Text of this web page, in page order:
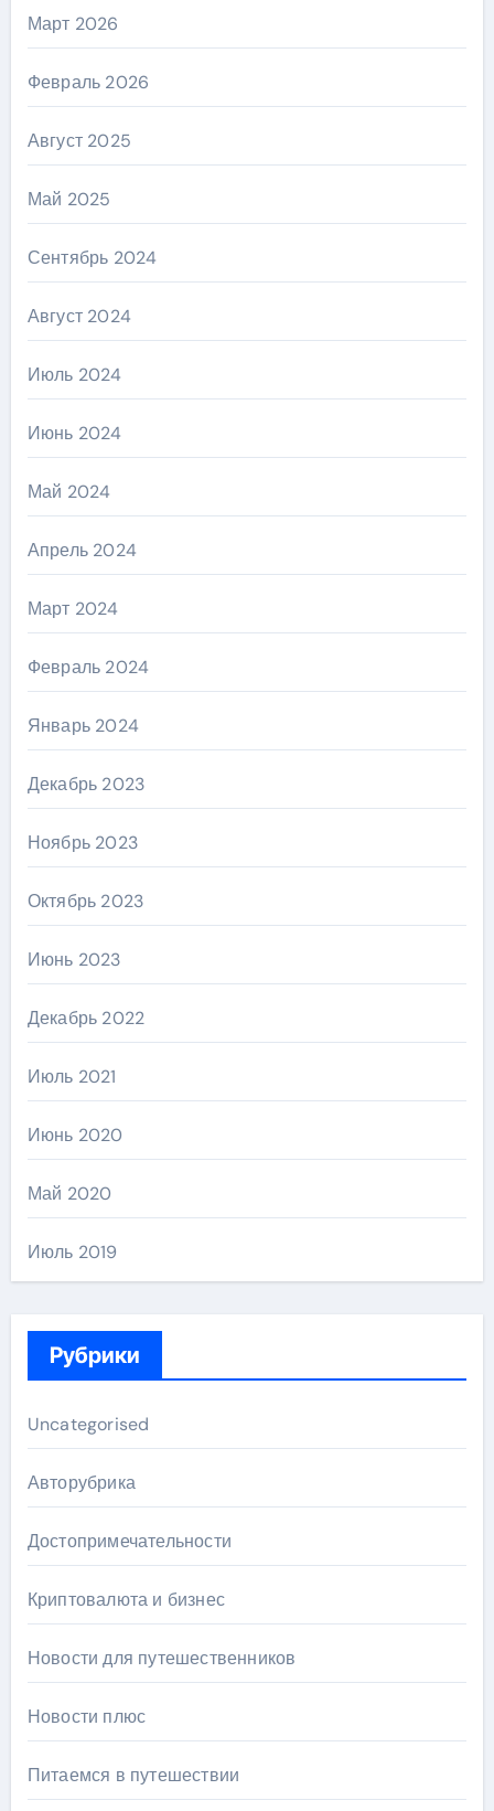
Март 2026
Февраль 2026
Август 2025
Май 2025
Сентябрь 2024
Август 2024
Июль 2024
Июнь 2024
Май 2024
Апрель 2024
Март 2024
Февраль 2024
Январь 2024
Декабрь 2023
Ноябрь 2023
Октябрь 2023
Июнь 2023
Декабрь 2022
Июль 2021
Июнь 2020
Май 2020
Июль 2019
Рубрики
Uncategorised
Авторубрика
Достопримечательности
Криптовалюта и бизнес
Новости для путешественников
Новости плюс
Питаемся в путешествии